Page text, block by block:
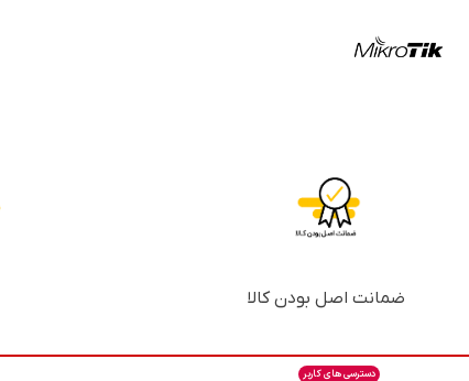
ضمانت اصل بودن کالا
دسترسی های کاربر